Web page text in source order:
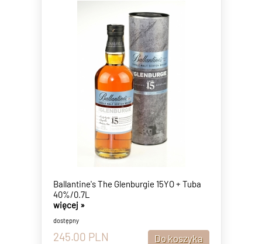
Ballantine's The Glenburgie 15YO + Tuba
40%/0.7L
więcej »
dostępny
245.00 PLN